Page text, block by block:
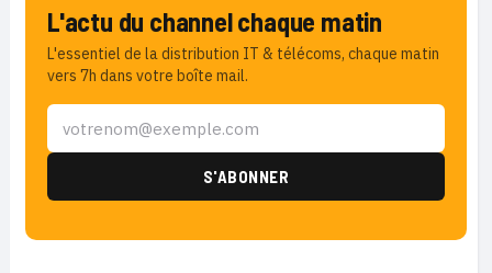
L'actu du channel chaque matin
L'essentiel de la distribution IT & télécoms, chaque matin
vers 7h dans votre boîte mail.